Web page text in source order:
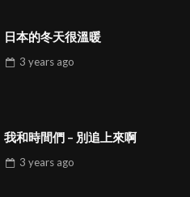
日本的冬天很溫暖
3 years ago
我和時間們 – 別追上來啊
3 years ago